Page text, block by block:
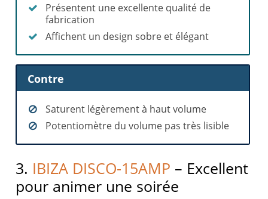
Présentent une excellente qualité de
fabrication
Affichent un design sobre et élégant
Contre
Saturent légèrement à haut volume
Potentiomètre du volume pas très lisible
3. IBIZA DISCO-15AMP – Excellent
pour animer une soirée